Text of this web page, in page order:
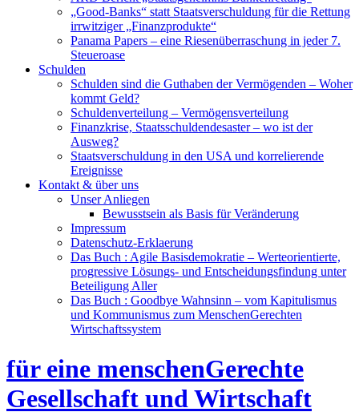
„Good-Banks“ statt Staatsverschuldung für die Rettung
irrwitziger „Finanzprodukte“
Panama Papers – eine Riesenüberraschung in jeder 7.
Steueroase
Schulden
Schulden sind die Guthaben der Vermögenden – Woher
kommt Geld?
Schuldenverteilung – Vermögensverteilung
Finanzkrise, Staatsschuldendesaster – wo ist der
Ausweg?
Staatsverschuldung in den USA und korrelierende
Ereignisse
Kontakt & über uns
Unser Anliegen
Bewusstsein als Basis für Veränderung
Impressum
Datenschutz-Erklaerung
Das Buch : Agile Basisdemokratie – Werteorientierte,
progressive Lösungs- und Entscheidungsfindung unter
Beteiligung Aller
Das Buch : Goodbye Wahnsinn – vom Kapitulismus
und Kommunismus zum MenschenGerechten
Wirtschaftssystem
für eine menschenGerechte
Gesellschaft und Wirtschaft